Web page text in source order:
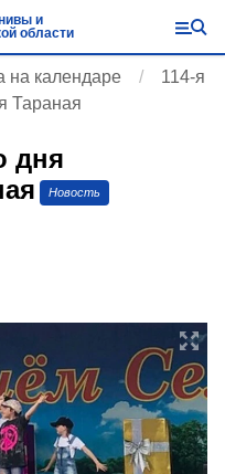
и
области
на календаре
114-я
Тараная
дня
Новость